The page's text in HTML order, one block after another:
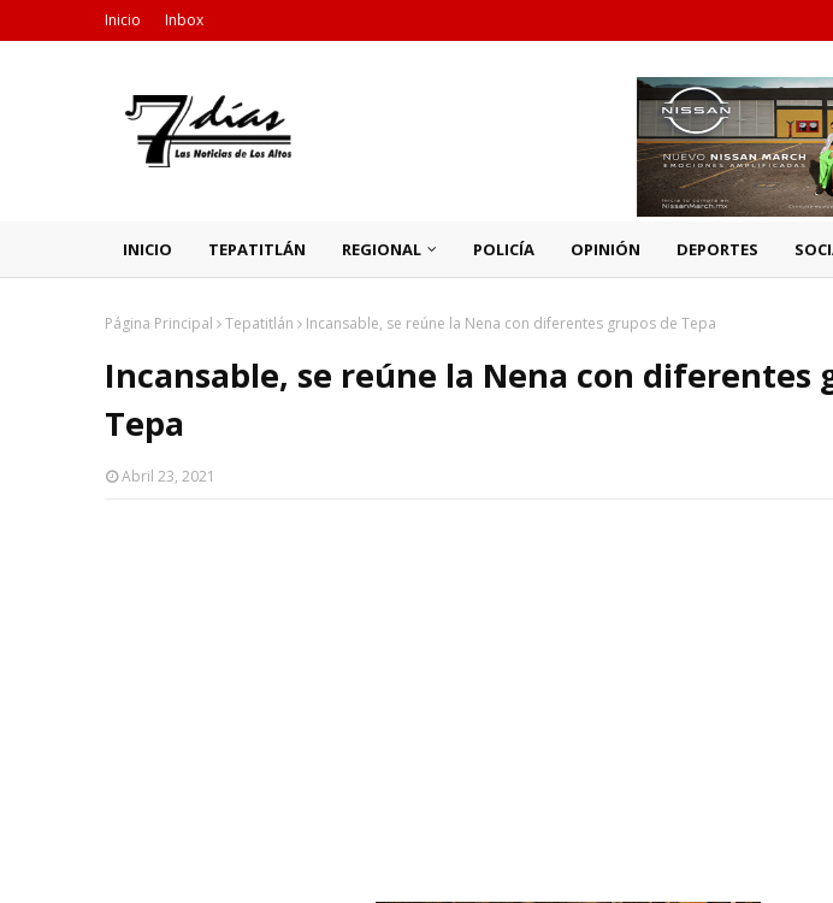
Inicio Inbox
INICIO TEPATITLÁN REGIONAL POLICÍA OPINIÓN DEPORTES
Página Principal Tepatitlán Incansable, se reúne la Nena con diferentes grupos de Tepa
Incansable, se reúne la Nena con diferentes
Tepa
Abril 23, 2021